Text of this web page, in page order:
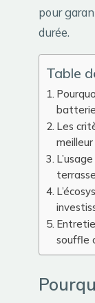
pour
durée.
Table
batterie
Les
souffle